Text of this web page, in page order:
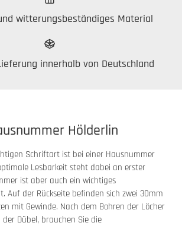
witterungsbeständiges Material
innerhalb von Deutschland
Hölderlin
Schriftart ist bei einer Hausnummer
Lesbarkeit steht dabei an erster
ist aber auch ein wichtiges
Auf der Rückseite befinden sich zwei 30mm
mit Gewinde. Nach dem Bohren der Löcher
Dübel, brauchen Sie die